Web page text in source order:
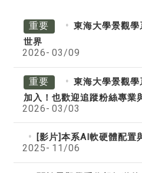
重要
東海大學景觀
世界
2026- 03/09
重要
東海大學景觀
加入！也歡迎追蹤粉絲專業
2026- 03/03
[影片]本系AI軟硬體配置
2025- 11/06